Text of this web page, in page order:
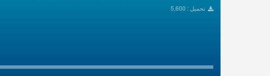
تحميل : 5,600